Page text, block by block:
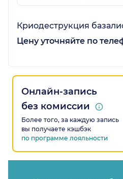
Криодеструкция
Цену уточняйте по
Онлайн-запись
без комиссии
Более того, за каждую запись
вы получаете кэшбэк
по программе лояльности